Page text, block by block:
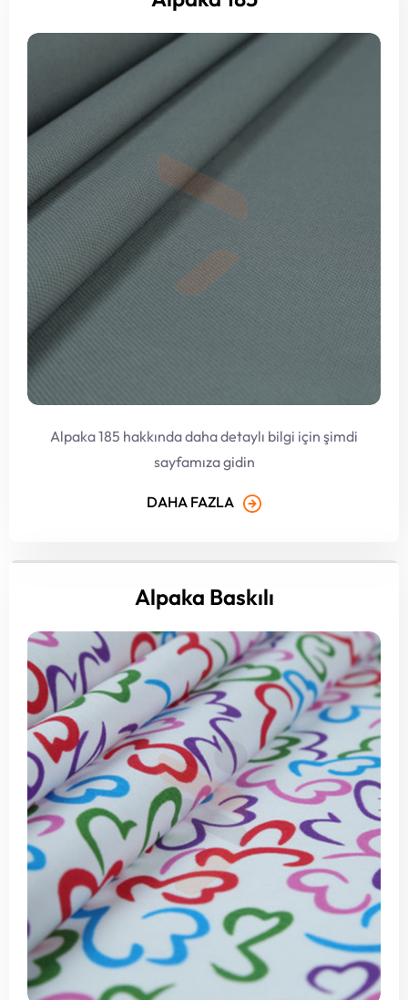
Alpaka 185 hakkında daha detaylı bilgi için şimdi
sayfamıza gidin
DAHA FAZLA
Alpaka Baskılı